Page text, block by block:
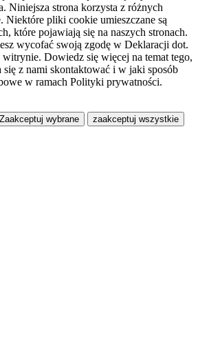
Niniejsza strona korzysta z różnych
pliki cookie umieszczane są
które pojawiają się na naszych stronach.
wycofać swoją zgodę w Deklaracji dot.
Dowiedz się więcej na temat tego,
się z nami skontaktować i w jaki sposób
w ramach Polityki prywatności.
Zaakceptuj wybrane zaakceptuj wszystkie